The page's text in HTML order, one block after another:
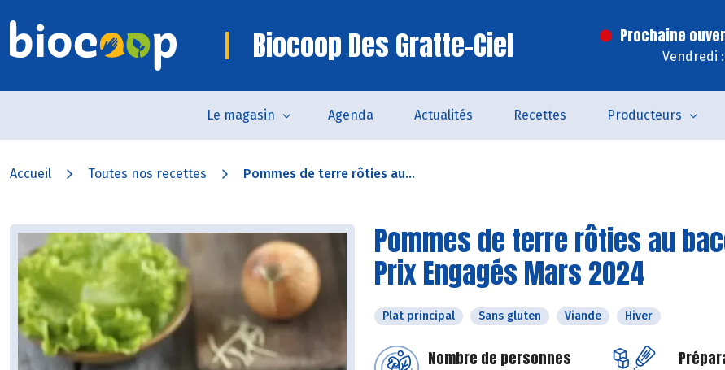
Biocoop Des Gratte-Ciel Prochaine
Vendredi
Le magasin Agenda Actualités Recettes Producteurs
Accueil Toutes nos recettes Pommes de terre rôties au...
Pommes de terre rôties au
Prix Engagés Mars 2024
Plat principal Sans gluten Viande Hiver
Nombre de personnes